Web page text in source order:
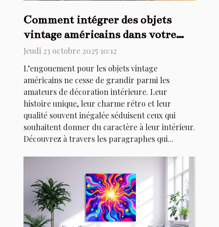
Comment intégrer des objets
vintage américains dans votre
décoration intérieure ?
Jeudi 23 octobre 2025 10:12
L’engouement pour les objets vintage
américains ne cesse de grandir parmi les
amateurs de décoration intérieure. Leur
histoire unique, leur charme rétro et leur
qualité souvent inégalée séduisent ceux qui
souhaitent donner du caractère à leur intérieur.
Découvrez à travers les paragraphes qui...